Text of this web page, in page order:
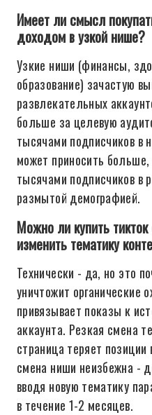
Имеет ли смысл
доходом в узкой нише?
Узкие ниши (финансы,
образование) зачастую
развлекательных
больше за целевую
тысячами подписчиков в
может приносить
тысячами подписчиков в
размытой демографией.
Можно ли купить
изменить тематику
Технически - да, но это
уничтожит органические
привязывает показы к
аккаунта. Резкая смена
страница теряет
смена ниши неизбежна -
вводя новую тематику
в течение 1-2 месяцев.